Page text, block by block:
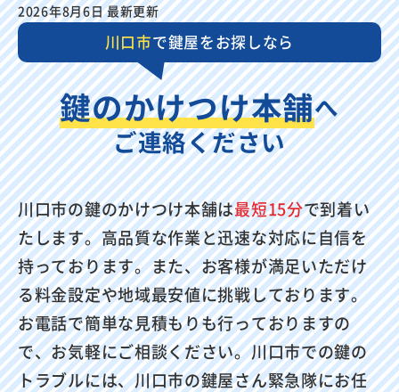
2026年8月6日 最新更新
川口市で鍵屋をお探しなら
鍵のかけつけ本舗へ
ご連絡ください
川口市の鍵のかけつけ本舗は最短15分で到着い
たします。高品質な作業と迅速な対応に自信を
持っております。また、お客様が満足いただけ
る料金設定や地域最安値に挑戦しております。
お電話で簡単な見積もりも行っておりますの
で、お気軽にご相談ください。川口市での鍵の
トラブルには、川口市の鍵屋さん緊急隊にお任